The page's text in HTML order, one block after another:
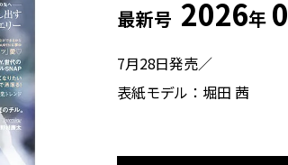
最新号 2026年
7月28日発売／
表紙モデル：堀田 茜